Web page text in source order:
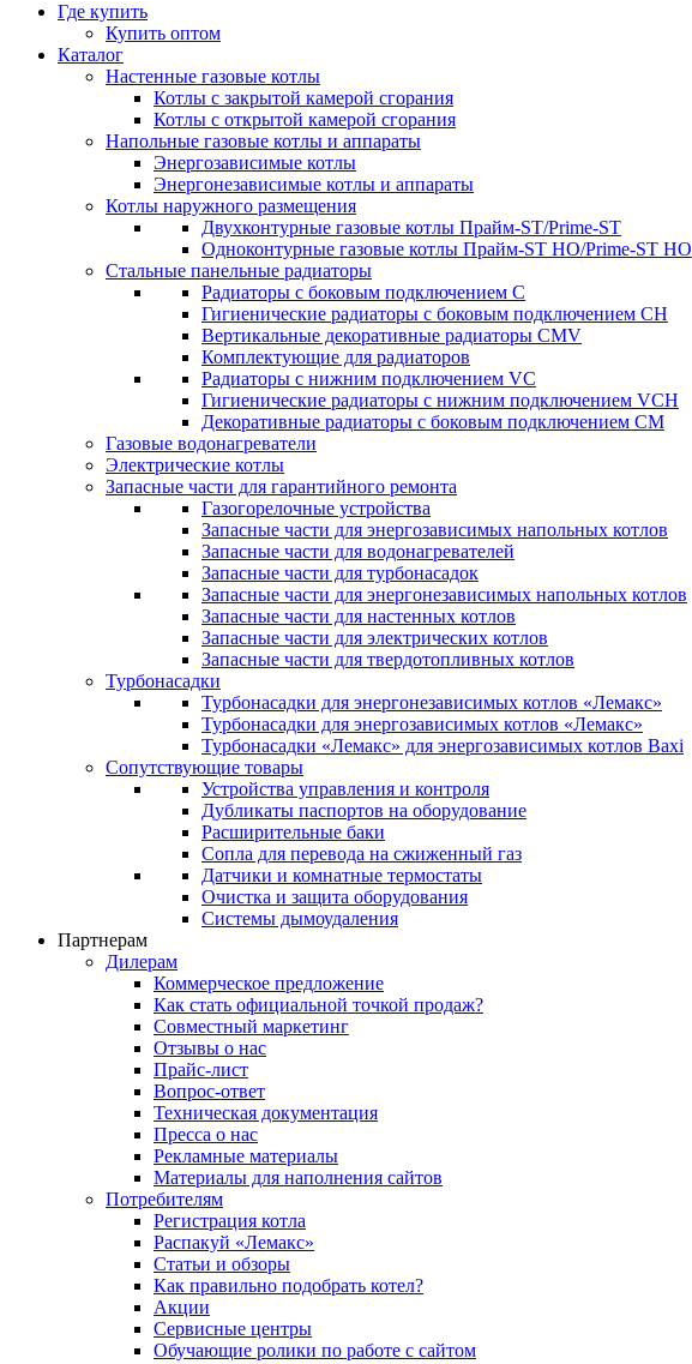
Где купить
Купить оптом
Каталог
Настенные газовые котлы
Котлы с закрытой камерой сгорания
Котлы с открытой камерой сгорания
Напольные газовые котлы и аппараты
Энергозависимые котлы
Энергонезависимые котлы и аппараты
Котлы наружного размещения
Двухконтурные газовые котлы Прайм-ST/Prime-ST
Одноконтурные газовые котлы Прайм-ST HO/Prime-ST HO
Стальные панельные радиаторы
Радиаторы c боковым подключением C
Гигиенические радиаторы c боковым подключением CH
Вертикальные декоративные радиаторы CMV
Комплектующие для радиаторов
Радиаторы c нижним подключением VC
Гигиенические радиаторы c нижним подключением VCH
Декоративные радиаторы с боковым подключением CM
Газовые водонагреватели
Электрические котлы
Запасные части для гарантийного ремонта
Газогорелочные устройства
Запасные части для энергозависимых напольных котлов
Запасные части для водонагревателей
Запасные части для турбонасадок
Запасные части для энергонезависимых напольных котлов
Запасные части для настенных котлов
Запасные части для электрических котлов
Запасные части для твердотопливных котлов
Турбонасадки
Турбонасадки для энергонезависимых котлов «Лемакс»
Турбонасадки для энергозависимых котлов «Лемакс»
Турбонасадки «Лемакс» для энергозависимых котлов Baxi
Сопутствующие товары
Устройства управления и контроля
Дубликаты паспортов на оборудование
Расширительные баки
Сопла для перевода на сжиженный газ
Датчики и комнатные термостаты
Очистка и защита оборудования
Системы дымоудаления
Партнерам
Дилерам
Коммерческое предложение
Как стать официальной точкой продаж?
Совместный маркетинг
Отзывы о нас
Прайс-лист
Вопрос-ответ
Техническая документация
Пресса о нас
Рекламные материалы
Материалы для наполнения сайтов
Потребителям
Регистрация котла
Распакуй «Лемакс»
Статьи и обзоры
Как правильно подобрать котел?
Акции
Сервисные центры
Обучающие ролики по работе с сайтом